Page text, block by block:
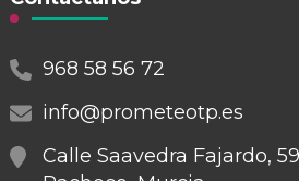
968 58 56 72
info@prometeotp.es
Calle Saavedra Fajardo,